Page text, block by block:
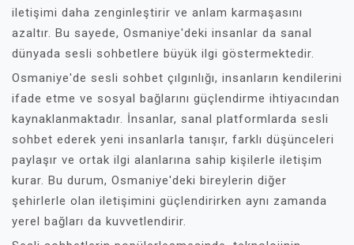
iletişimi daha zenginleştirir ve anlam karmaşasını
azaltır. Bu sayede, Osmaniye'deki insanlar da sanal
dünyada sesli sohbetlere büyük ilgi göstermektedir.
Osmaniye'de sesli sohbet çılgınlığı, insanların kendilerini
ifade etme ve sosyal bağlarını güçlendirme ihtiyacından
kaynaklanmaktadır. İnsanlar, sanal platformlarda sesli
sohbet ederek yeni insanlarla tanışır, farklı düşünceleri
paylaşır ve ortak ilgi alanlarına sahip kişilerle iletişim
kurar. Bu durum, Osmaniye'deki bireylerin diğer
şehirlerle olan iletişimini güçlendirirken aynı zamanda
yerel bağları da kuvvetlendirir.